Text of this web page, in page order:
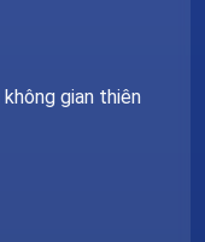
gian thiên